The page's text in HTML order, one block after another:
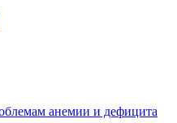
анемии и дефицита